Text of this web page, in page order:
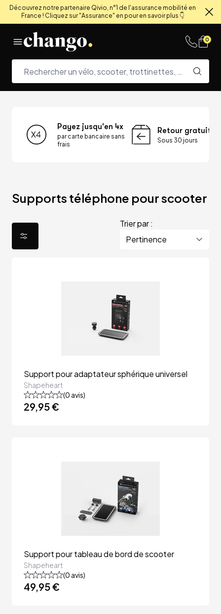
Découvrez notre partenaire Qivio, n°1 de l'assurance mobilité en
France ! Cliquez sur "Assurance" en pour en savoir plus 👇
0
Payez jusqu'en 4x
par carte bancaire sans
frais
Retour gratuit
Sous 30 jours
Supports téléphone pour scooter
Trier par :
Support pour adaptateur sphérique universel
Shapeheart
(0 avis)
29,95 €
Support pour tableau de bord de scooter
Shapeheart
(0 avis)
49,95 €